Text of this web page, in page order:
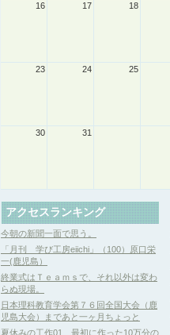
16 17 18
23 24 25
30 31
アクセスランキング
今朝の新聞一面で思う。
「月刊 学び工房eiichi」（100）原口栄
一(鹿児島）
終業式はＴｅａｍｓで、それ以外は変わ
らぬ現場。
日本理科教育学会第７６回全国大会（鹿
児島大会）まであと一ヶ月ちょっと
夏休みの工作01 最初に作った10万分の